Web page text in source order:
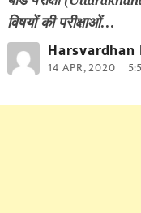
विषयों की परीक्षाओं…
Harsvardhan
14 APR, 2020